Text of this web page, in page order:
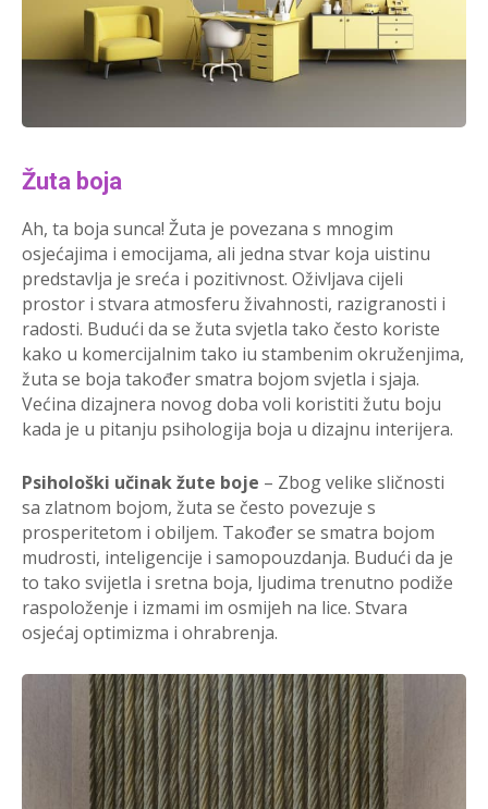
Žuta boja
Ah, ta boja sunca! Žuta je povezana s mnogim
osjećajima i emocijama, ali jedna stvar koja uistinu
predstavlja je sreća i pozitivnost. Oživljava cijeli
prostor i stvara atmosferu živahnosti, razigranosti i
radosti. Budući da se žuta svjetla tako često koriste
kako u komercijalnim tako iu stambenim okruženjima,
žuta se boja također smatra bojom svjetla i sjaja.
Većina dizajnera novog doba voli koristiti žutu boju
kada je u pitanju psihologija boja u dizajnu interijera.
Psihološki učinak žute boje – Zbog velike sličnosti
sa zlatnom bojom, žuta se često povezuje s
prosperitetom i obiljem. Također se smatra bojom
mudrosti, inteligencije i samopouzdanja. Budući da je
to tako svijetla i sretna boja, ljudima trenutno podiže
raspoloženje i izmami im osmijeh na lice. Stvara
osjećaj optimizma i ohrabrenja.